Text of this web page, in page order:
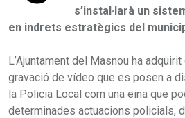
s’instal·larà un
en indrets estratègics del
L’Ajuntament del Masnou ha
gravació de vídeo que es posen a
la Policia Local com una eina que
determinades actuacions policials,